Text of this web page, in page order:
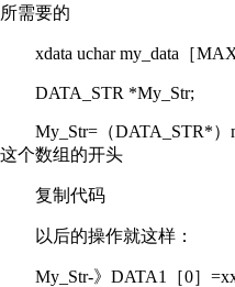
所需要的
xdata uchar my_data［
DATA_STR *My_Str;
My_Str=（DATA_STR*
这个数组的开头
复制代码
以后的操作就这样：
My_Str-》DATA1［0］